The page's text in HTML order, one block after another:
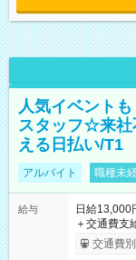
人気イベント
スタッフ☆来社
える日払い/T1
アルバイト 職種未
給与
日給13,000
＋交通費支給 ★交通費全額支給！ ┗案件により規定あり
いOK！（
ンビニATMか
交通費